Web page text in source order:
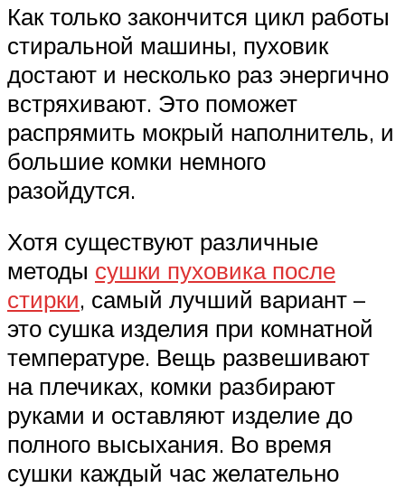
Как только закончится цикл работы
стиральной машины, пуховик
достают и несколько раз энергично
встряхивают. Это поможет
распрямить мокрый наполнитель, и
большие комки немного
разойдутся.
Хотя существуют различные
методы сушки пуховика после
стирки, самый лучший вариант –
это сушка изделия при комнатной
температуре. Вещь развешивают
на плечиках, комки разбирают
руками и оставляют изделие до
полного высыхания. Во время
сушки каждый час желательно